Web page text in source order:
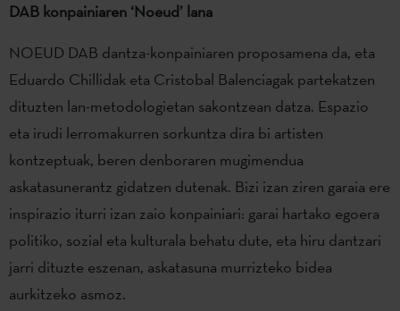
DAB konpainiaren ‘Noeud’ lana
NOEUD DAB dantza-konpainiaren proposamena da, eta
Eduardo Chillidak eta Cristobal Balenciagak partekatzen
dituzten lan-metodologietan sakontzean datza. Espazio
eta irudi lerromakurren sorkuntza dira bi artisten
kontzeptuak, beren denboraren mugimendua
askatasunerantz gidatzen dutenak. Bizi izan ziren garaia ere
inspirazio iturri izan zaio konpainiari: garai hartako egoera
politiko, sozial eta kulturala behatu dute, eta hiru dantzari
jarri dituzte eszenan, askatasuna murrizteko bidea
aurkitzeko asmoz.